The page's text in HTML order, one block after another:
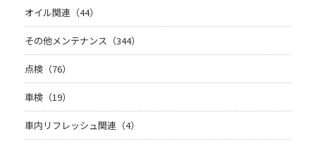
オイル関連（44）
その他メンテナンス（344）
点検（76）
車検（19）
車内リフレッシュ関連（4）